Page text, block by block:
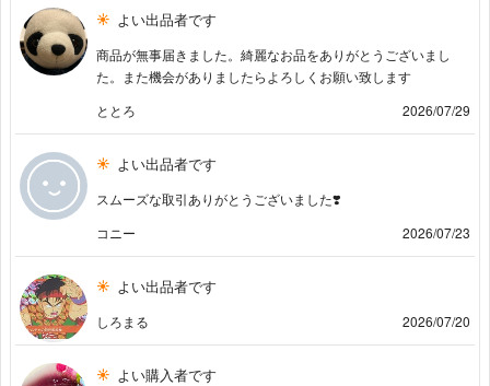
よい出品者です
商品が無事届きました。綺麗なお品をありがとうございまし
た。また機会がありましたらよろしくお願い致します
ととろ
2026/07/29
よい出品者です
スムーズな取引ありがとうございました❣️
コニー
2026/07/23
よい出品者です
しろまる 2026/07/20
よい購入者です